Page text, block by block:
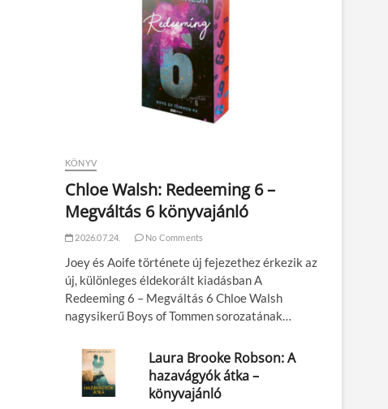
KÖNYV
Chloe Walsh: Redeeming 6 –
Megváltás 6 könyvajánló
2026.07.24. No Comments
Joey és Aoife története új fejezethez érkezik az
új, különleges éldekorált kiadásban A
Redeeming 6 – Megváltás 6 Chloe Walsh
nagysikerű Boys of Tommen sorozatának…
Laura Brooke Robson: A
hazavágyók átka –
könyvajánló